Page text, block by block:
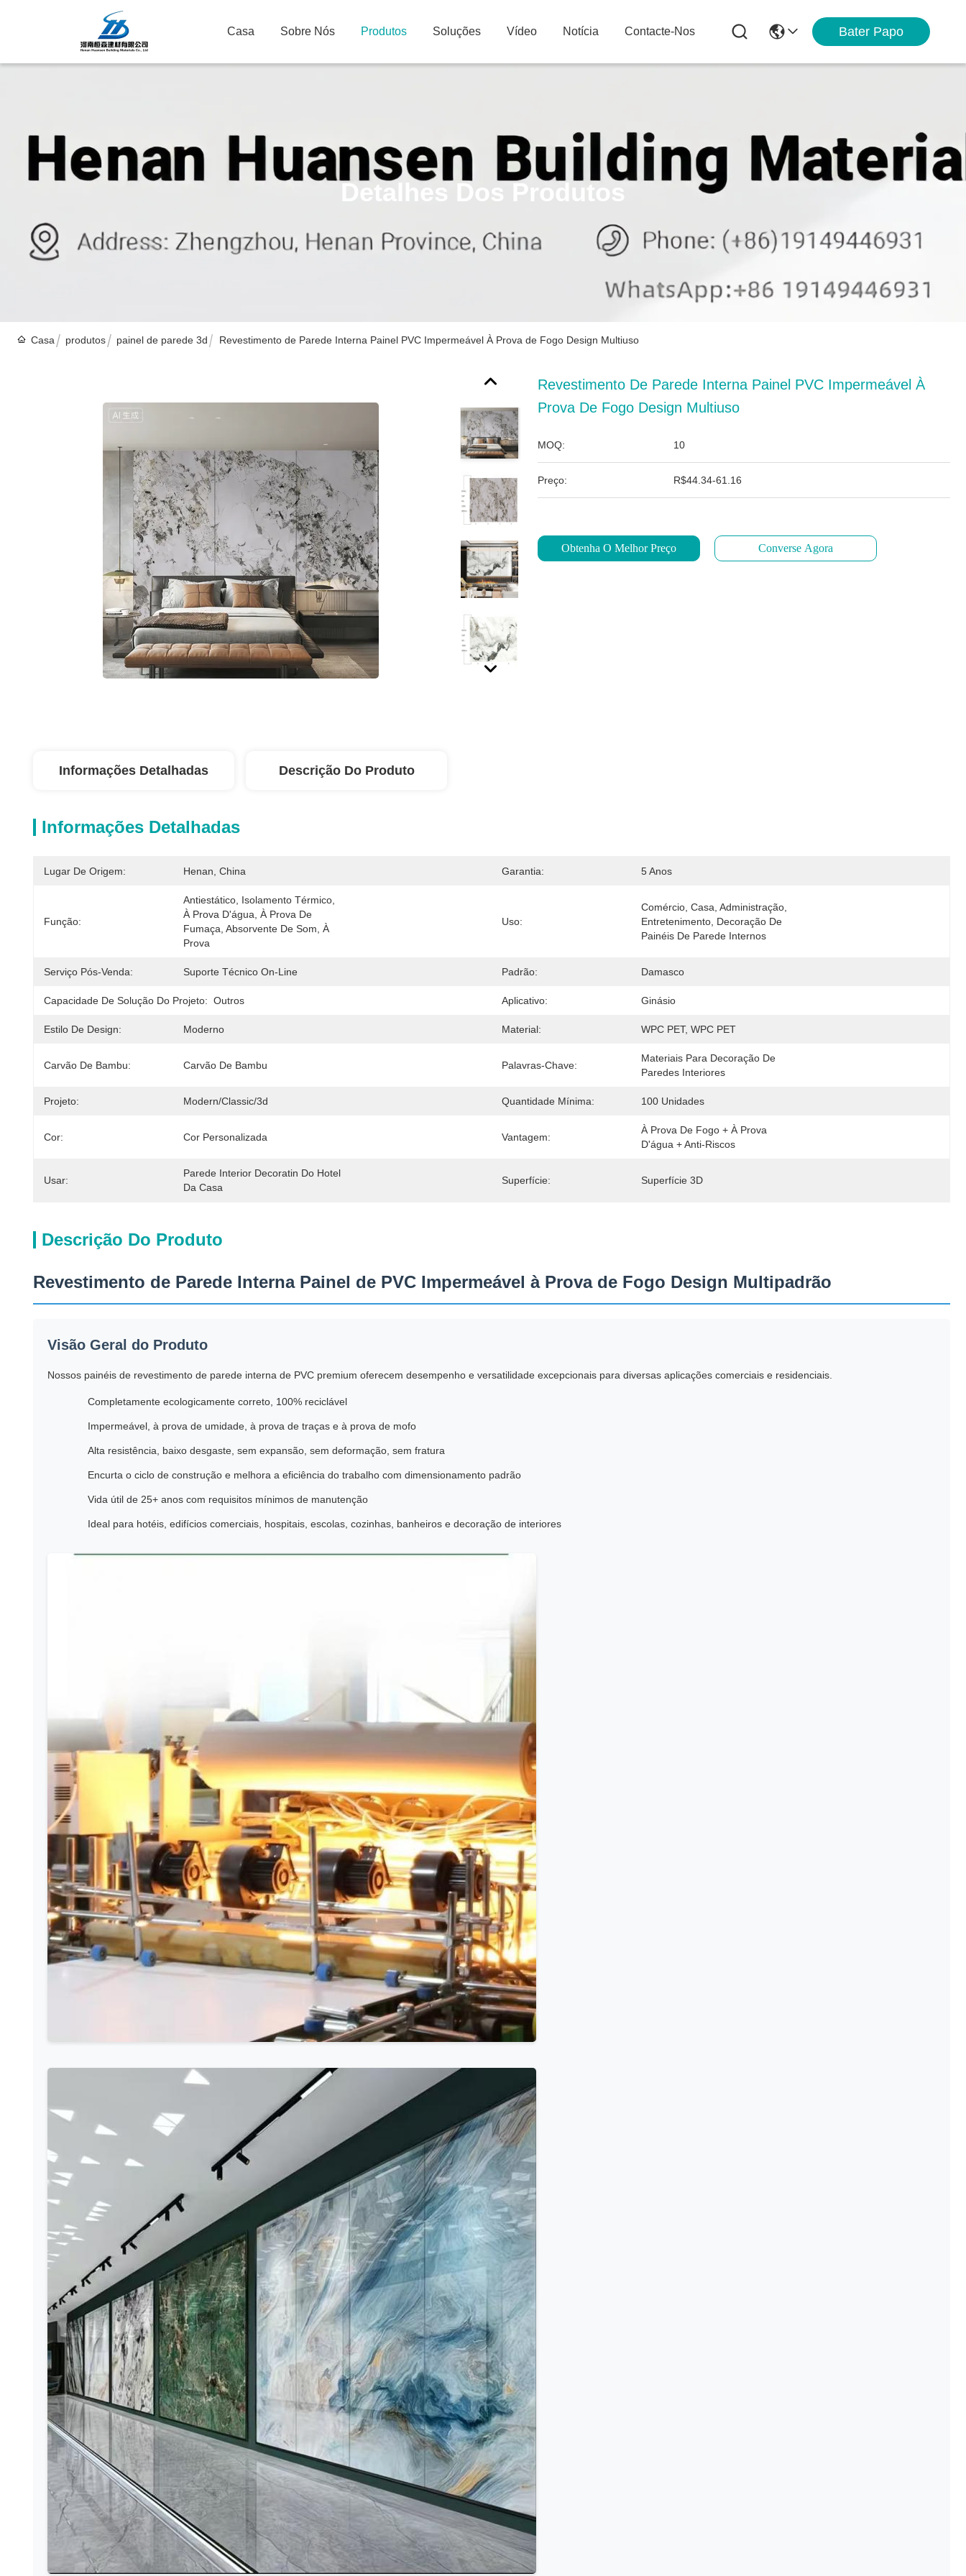
Casa Sobre Nós Produtos Soluções Vídeo Notícia Contacte-Nos Bater Papo
Detalhes Dos Produtos
Casa produtos painel de parede 3d Revestimento de Parede Interna Painel PVC Impermeável À Prova de Fogo Design Multiuso
Revestimento De Parede Interna Painel PVC Impermeável À
Prova De Fogo Design Multiuso
MOQ: 10
Preço: R$44.34-61.16
Obtenha O Melhor Preço Converse Agora
Informações Detalhadas Descrição Do Produto
Informações Detalhadas
Lugar De Origem: Henan, China Garantia: 5 Anos
Função:
Antiestático, Isolamento Térmico,
À Prova D'água, À Prova De
Fumaça, Absorvente De Som, À
Prova
Uso:
Comércio, Casa, Administração,
Entretenimento, Decoração De
Painéis De Parede Internos
Serviço Pós-Venda: Suporte Técnico On-Line Padrão: Damasco
Capacidade De Solução Do Projeto: Outros Aplicativo: Ginásio
Estilo De Design: Moderno Material: WPC PET, WPC PET
Carvão De Bambu: Carvão De Bambu Palavras-Chave:
Materiais Para Decoração De
Paredes Interiores
Projeto: Modern/Classic/3d Quantidade Mínima: 100 Unidades
Cor: Cor Personalizada Vantagem:
À Prova De Fogo + À Prova
D'água + Anti-Riscos
Usar:
Parede Interior Decoratin Do Hotel
Da Casa
Superfície: Superfície 3D
Descrição Do Produto
Revestimento de Parede Interna Painel de PVC Impermeável à Prova de Fogo Design Multipadrão
Visão Geral do Produto
Nossos painéis de revestimento de parede interna de PVC premium oferecem desempenho e versatilidade excepcionais para diversas aplicações comerciais e residenciais.
Completamente ecologicamente correto, 100% reciclável
Impermeável, à prova de umidade, à prova de traças e à prova de mofo
Alta resistência, baixo desgaste, sem expansão, sem deformação, sem fratura
Encurta o ciclo de construção e melhora a eficiência do trabalho com dimensionamento padrão
Vida útil de 25+ anos com requisitos mínimos de manutenção
Ideal para hotéis, edifícios comerciais, hospitais, escolas, cozinhas, banheiros e decoração de interiores